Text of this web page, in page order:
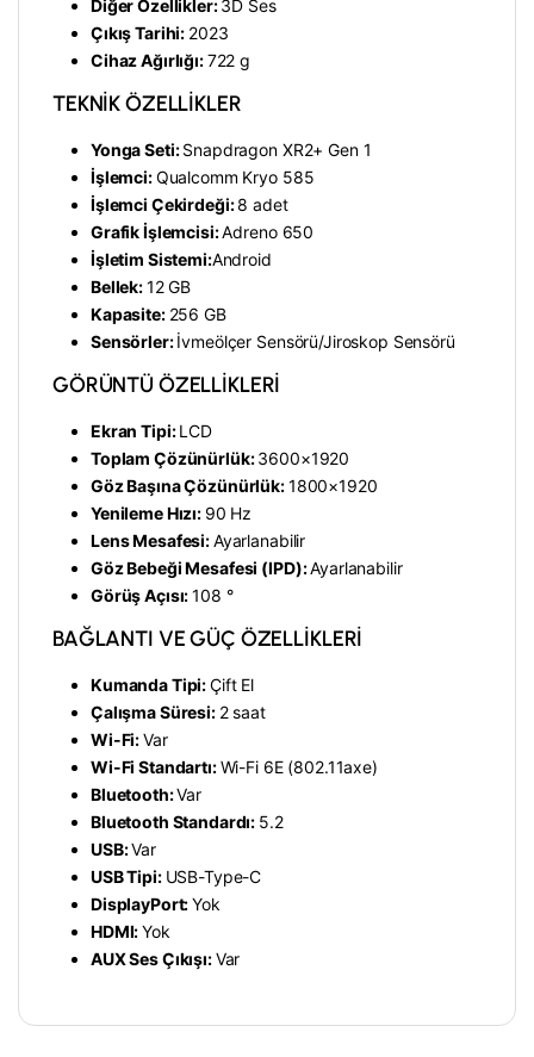
Diğer Özellikler:3D Ses
Çıkış Tarihi: 2023
Cihaz Ağırlığı:722 g
TEKNİK ÖZELLİKLER
Yonga Seti:Snapdragon XR2+ Gen 1
İşlemci:Qualcomm Kryo 585
İşlemci Çekirdeği:8 adet
Grafik İşlemcisi:Adreno 650
İşletim Sistemi:Android
Bellek:12 GB
Kapasite: 256 GB
Sensörler:İvmeölçer Sensörü/Jiroskop Sensörü
GÖRÜNTÜ ÖZELLİKLERİ
Ekran Tipi:LCD
Toplam Çözünürlük:3600×1920
Göz Başına Çözünürlük:1800×1920
Yenileme Hızı: 90 Hz
Lens Mesafesi:Ayarlanabilir
Göz Bebeği Mesafesi (IPD):Ayarlanabilir
Görüş Açısı:108 °
BAĞLANTI VE GÜÇ ÖZELLİKLERİ
Kumanda Tipi:Çift El
Çalışma Süresi: 2 saat
Wi-Fi:Var
Wi-Fi Standartı:Wi-Fi 6E (802.11axe)
Bluetooth:Var
Bluetooth Standardı: 5.2
USB:Var
USB Tipi: USB-Type-C
DisplayPort:Yok
HDMI:Yok
AUX Ses Çıkışı:Var